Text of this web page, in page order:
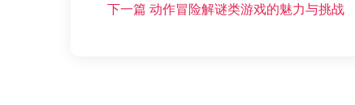
下一篇 动作冒险解谜类游戏的魅力与挑战